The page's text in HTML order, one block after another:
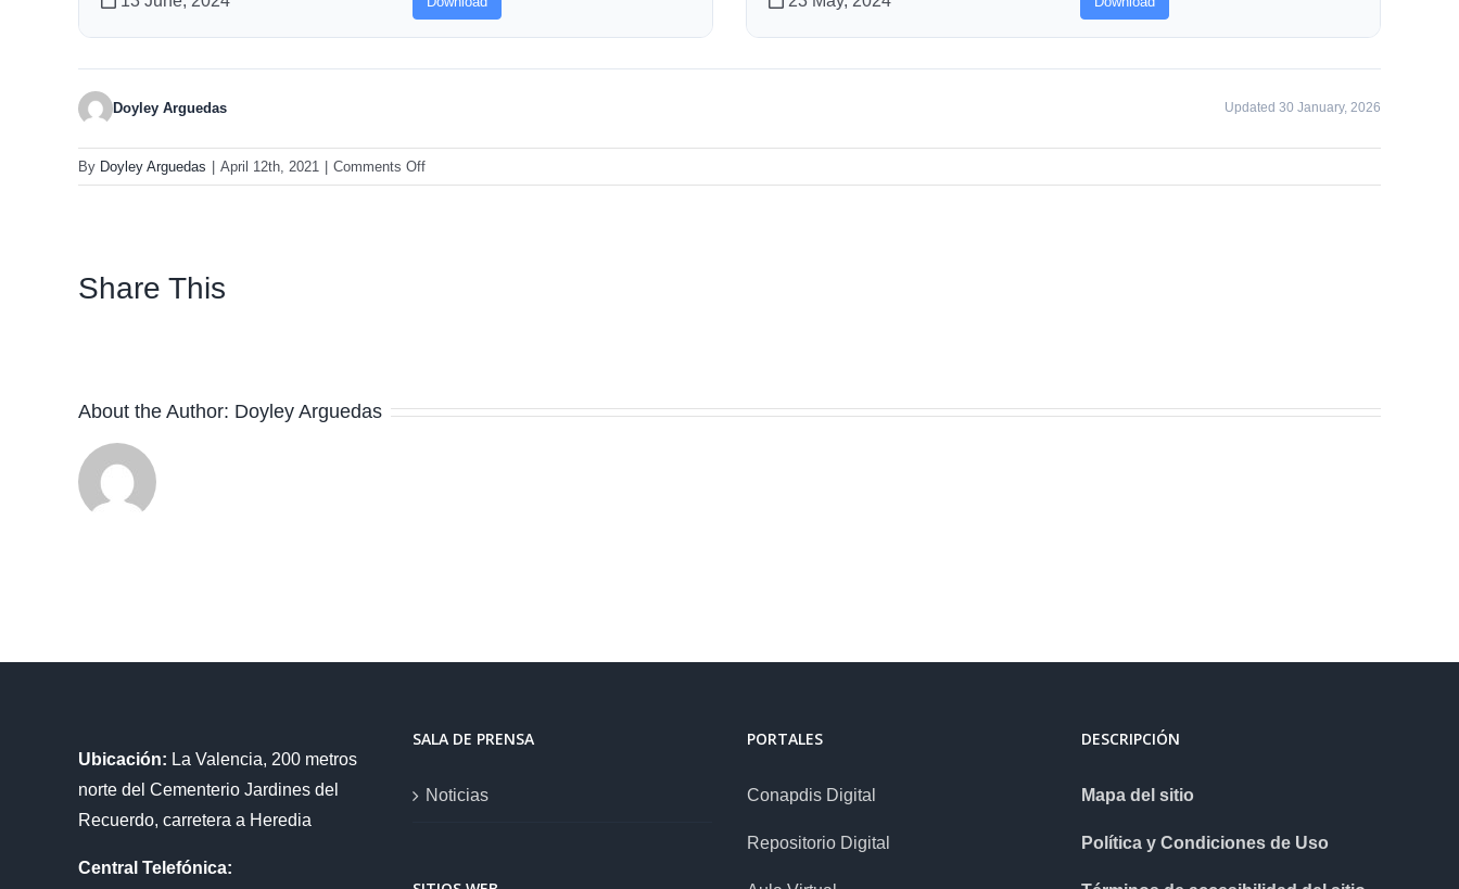
Doyley Arguedas Updated 30 January, 2026
By Doyley Arguedas | April 12th, 2021 | Comments Offon
Presupuesto
Share This
About the Author: Doyley Arguedas
Ubicación: La Valencia, 200 metros
norte del Cementerio Jardines del
Recuerdo, carretera a Heredia
Central Telefónica:
SALA DE PRENSA
Noticias
PORTALES
Conapdis Digital
Repositorio Digital
DESCRIPCIÓN
Mapa del sitio
Política y Condiciones de Uso